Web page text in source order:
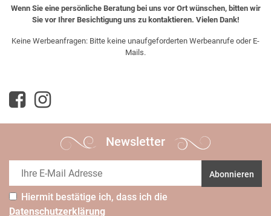
Wenn Sie eine persönliche Beratung bei uns vor Ort wünschen, bitten wir
Sie vor Ihrer Besichtigung uns zu kontaktieren. Vielen Dank!
Keine Werbeanfragen: Bitte keine unaufgeforderten Werbeanrufe oder E-
Mails.
Newsletter
Abonnieren
Hiermit bestätige ich, dass ich die
Daten­schutz­erklärung